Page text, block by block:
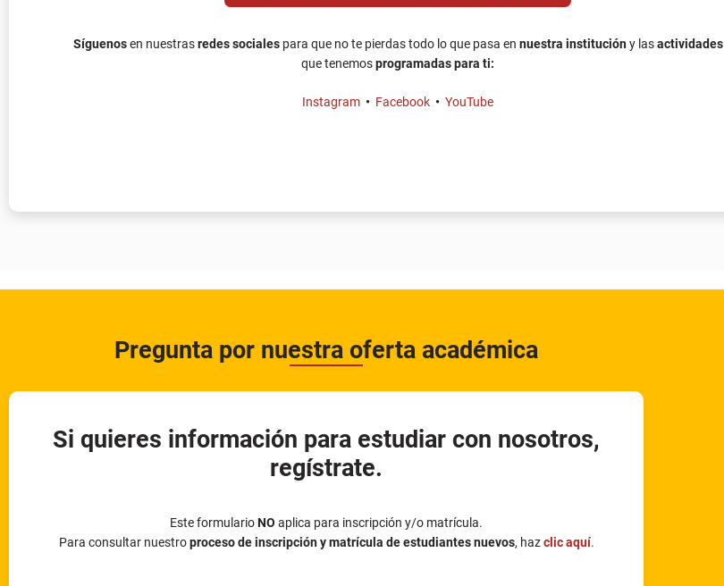
Síguenosen nuestrasredes sociales para que no te pierdas todo lo que pasa en nuestra institucióny lasactividades
que tenemosprogramadas para ti:
Instagram • Facebook • YouTube
Pregunta por nuestra oferta académica
Si quieres información para estudiar con nosotros,
regístrate.
Este formularioNO aplica para inscripción y/o matrícula.
Para consultar nuestroproceso de inscripción y matrícula de estudiantes nuevos, hazclic aquí.